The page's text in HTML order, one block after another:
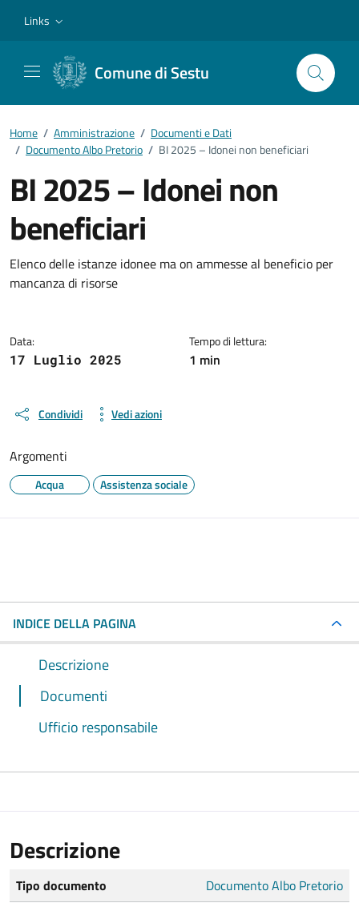
Links
Comune di Sestu
Home / Amministrazione / Documenti e Dati
/ Documento Albo Pretorio / BI 2025 – Idonei non beneficiari
BI 2025 – Idonei non
beneficiari
Dettagli del documento
Elenco delle istanze idonee ma on ammesse al beneficio per
mancanza di risorse
Data:
17 Luglio 2025
Tempo di lettura:
1 min
Condividi Vedi azioni
Argomenti
Acqua Assistenza sociale
INDICE DELLA PAGINA
Descrizione
Documenti
Ufficio responsabile
Descrizione
Tipo documento
Documento Albo Pretorio